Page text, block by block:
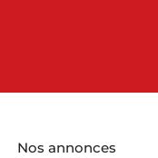
Nos annonces